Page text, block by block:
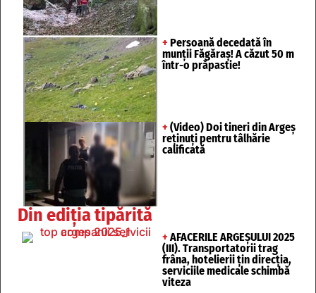
+ Persoană decedată în
munții Făgăraș! A căzut 50 m
într-o prăpastie!
+ (Video) Doi tineri din Argeș
reținuți pentru tâlhărie
calificată
Din ediția tipărită
+ AFACERILE ARGEȘULUI 2025
(III). Transportatorii trag
frâna, hotelierii țin direcția,
serviciile medicale schimbă
viteza